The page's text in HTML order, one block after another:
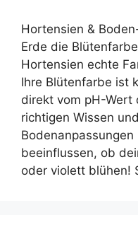
Hortensien &
Erde die
Hortensien echte
Ihre Blütenfarbe ist
direkt vom pH-Wert
richtigen Wissen
beeinflussen, ob
oder violett blühen!